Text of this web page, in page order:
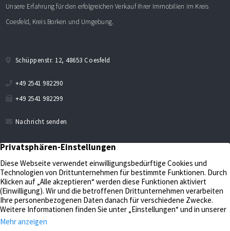
Unsere Erfahrung für den erfolgreichen Verkauf Ihrer Immobilien im Kreis
Coesfeld, Kreis Borken und Umgebung.
Schüppenstr. 12, 48653 Coesfeld
+49 2541 982290
+49 2541 982299
Nachricht senden
Verkaufen
Aktuelles
Bewerten
Kontakt
Impressum
Verwalten
Datenschutz
Unternehmen